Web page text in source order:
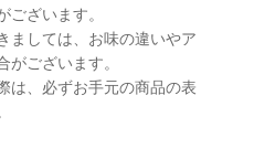
ございます。
ましては、お味の違いやア
がございます。
は、必ずお手元の商品の表